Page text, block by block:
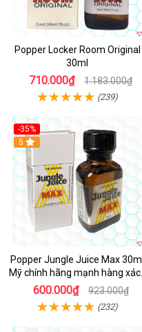
Popper Locker Room Original
30ml
710.000₫ 1.183.000₫
(239)
-35%
5
Popper Jungle Juice Max 30ml
Mỹ chính hãng mạnh hàng xách
tay kích thích
600.000₫ 923.000₫
(232)